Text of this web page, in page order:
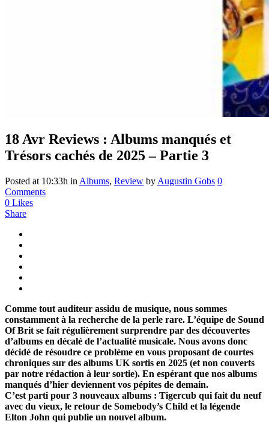
18 Avr Reviews : Albums manqués et
Trésors cachés de 2025 – Partie 3
Posted at 10:33h in Albums, Review by Augustin Gobs 0
Comments
0 Likes
Share
Comme tout auditeur assidu de musique, nous sommes
constamment à la recherche de la perle rare. L’équipe de Sound
Of Brit se fait régulièrement surprendre par des découvertes
d’albums en décalé de l’actualité musicale. Nous avons donc
décidé de résoudre ce problème en vous proposant de courtes
chroniques sur des albums UK sortis en 2025 (et non couverts
par notre rédaction à leur sortie). En espérant que nos albums
manqués d’hier deviennent vos pépites de demain.
C’est parti pour 3 nouveaux albums : Tigercub qui fait du neuf
avec du vieux, le retour de Somebody’s Child et la légende
Elton John qui publie un nouvel album.